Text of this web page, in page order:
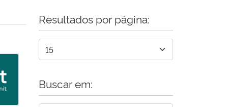
– InteRSummit 2026
Resultados por página:
Buscar em: